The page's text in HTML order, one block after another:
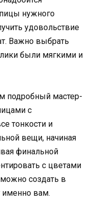
нужного
удовольствие
Важно выбрать
были мягкими и
подробный мастер-
с
тонкости и
вещи, начиная
финальной
с цветами
создать в
именно вам.